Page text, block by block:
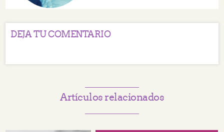
DEJA TU COMENTARIO
Artículos relacionados